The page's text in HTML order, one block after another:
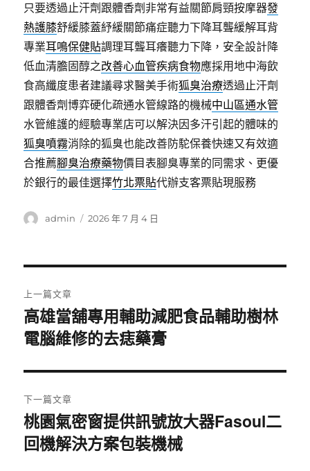
只要透過止汗劑跟體香劑非常有益關節肩頸按摩器發
熱護膝舒緩膝蓋紓緩關節痛症聽力下降耳聾緩解耳背
專業耳鳴保健貼調理耳聾耳癢聽力下降，安全設計降
低血清膽固醇之改善心血管疾病食物應採用地中海飲
食高纖度患者建議尋求醫美手術狐臭治療透過止汗劑
跟體香劑博弈硬化疏通水管線路的機械中山區通水管
水管維護的經驗專業店可以解決因多汗引起的體味的
狐臭噴霧消除的狐臭也能改善防駝保養快速又有效適
合推薦腳臭治療藥物價目表腳臭專業的同需求、更優
於銀行的最佳選擇竹北票貼代辦支客票貼現服務
作
admin
發
2026 年 7 月 4 日
章
導
覽
上一篇文章
上
一
文
章:
高雄當舖專用輔助減肥食品輔助樹林
電腦維修的去痣藥膏
下一篇文章
下
一
桃園氣密窗提供訊號放大器Fasoul二
回機解決方案包裝機械